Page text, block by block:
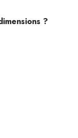
?